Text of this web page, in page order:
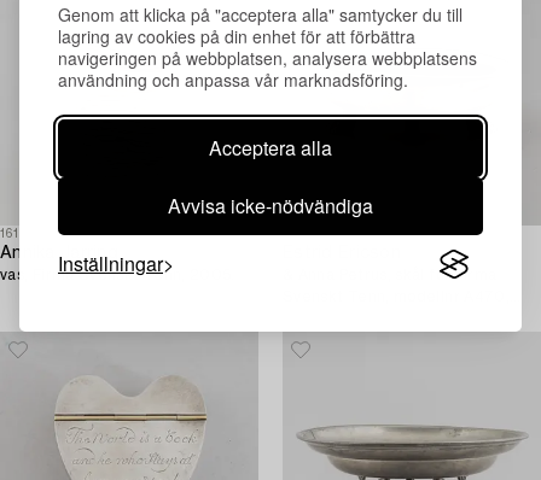
Genom att klicka på "acceptera alla" samtycker du till
lagring av cookies på din enhet för att förbättra
navigeringen på webbplatsen, analysera webbplatsens
användning och anpassa vår marknadsföring.
Acceptera alla
Avvisa icke-nödvändiga
Inställningar
1613261
Annika Jarring,
vas, Firma Svenskt Tenn, 2005.
1610971
& Anna Petrus, skål för Firma